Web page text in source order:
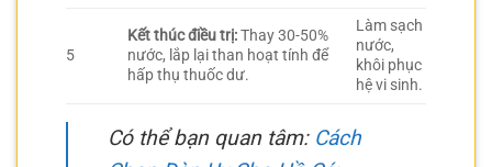
5
Kết thúc điều trị:Thay 30-50%
nước, lắp lại than hoạt tính để
hấp thụ thuốc dư.
Làm sạch
nước,
khôi phục
hệ vi sinh.
Có thể bạn quan tâm: Cách